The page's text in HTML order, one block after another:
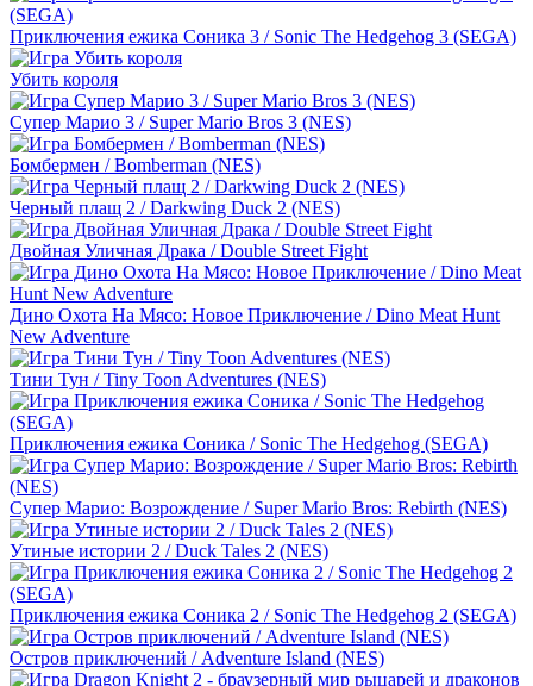
Приключения ежика Соника 3 / Sonic The Hedgehog 3 (SEGA)
Убить короля
Супер Марио 3 / Super Mario Bros 3 (NES)
Бомбермен / Bomberman (NES)
Черный плащ 2 / Darkwing Duck 2 (NES)
Двойная Уличная Драка / Double Street Fight
Дино Охота На Мясо: Новое Приключение / Dino Meat Hunt
New Adventure
Тини Тун / Tiny Toon Adventures (NES)
Приключения ежика Соника / Sonic The Hedgehog (SEGA)
Супер Марио: Возрождение / Super Mario Bros: Rebirth (NES)
Утиные истории 2 / Duck Tales 2 (NES)
Приключения ежика Соника 2 / Sonic The Hedgehog 2 (SEGA)
Остров приключений / Adventure Island (NES)